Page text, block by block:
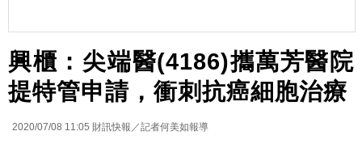
興櫃：尖端醫(4186)攜萬芳醫院
提特管申請，衝刺抗癌細胞治療
2020/07/08 11:05 財訊快報／記者何美如報導